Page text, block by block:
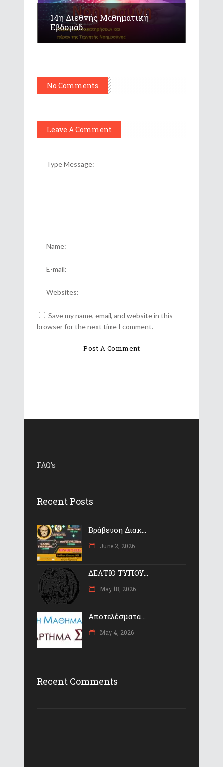
14η Διεθνής Μαθηματική
Εβδομάδ...
No Comments
Leave A Comment
Save my name, email, and website in this
browser for the next time I comment.
FAQ’s
Recent Posts
Βράβευση Διακ...
June 2, 2026
ΔΕΛΤΙΟ ΤΥΠΟΥ...
May 18, 2026
Αποτελέσματα...
May 4, 2026
Recent Comments